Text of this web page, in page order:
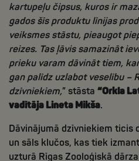
kartupeļu čipsus, kuros ir
gados šīs produktu līnijas
veiksmes stāstu, pieaugot
reizes. Tas ļāvis samazināt
prieku varam dāvināt tiem,
gan palīdz uzlabot veselību –
dzīvniekiem,” stāsta “Orkla
vadītāja Lineta Mikša.
Dāvinājumā dzīvniekiem ticis
un sāls klučos, kas tiek
uzturā Rīgas Zooloģiskā